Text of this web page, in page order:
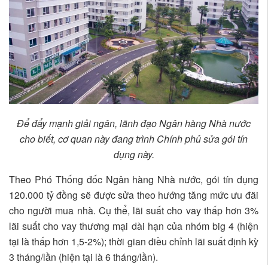
Để đẩy mạnh giải ngân, lãnh đạo Ngân hàng Nhà nước
cho biết, cơ quan này đang trình Chính phủ sửa gói tín
dụng này.
Theo Phó Thống đốc Ngân hàng Nhà nước, gói tín dụng
120.000 tỷ đồng sẽ được sửa theo hướng tăng mức ưu đãi
cho người mua nhà. Cụ thể, lãi suất cho vay thấp hơn 3%
lãi suất cho vay thương mại dài hạn của nhóm big 4 (hiện
tại là thấp hơn 1,5-2%); thời gian điều chỉnh lãi suất định kỳ
3 tháng/lần (hiện tại là 6 tháng/lần).